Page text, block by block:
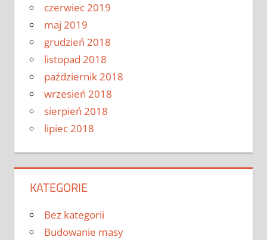
czerwiec 2019
maj 2019
grudzień 2018
listopad 2018
październik 2018
wrzesień 2018
sierpień 2018
lipiec 2018
KATEGORIE
Bez kategorii
Budowanie masy